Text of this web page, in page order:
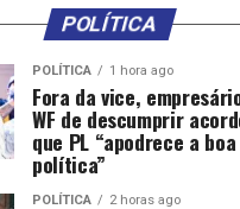
POLÍTICA
POLÍTICA 1 hora ago
Fora da vice,
WF de descumprir
que PL “apodrece a boa
política”
POLÍTICA 2 horas ago